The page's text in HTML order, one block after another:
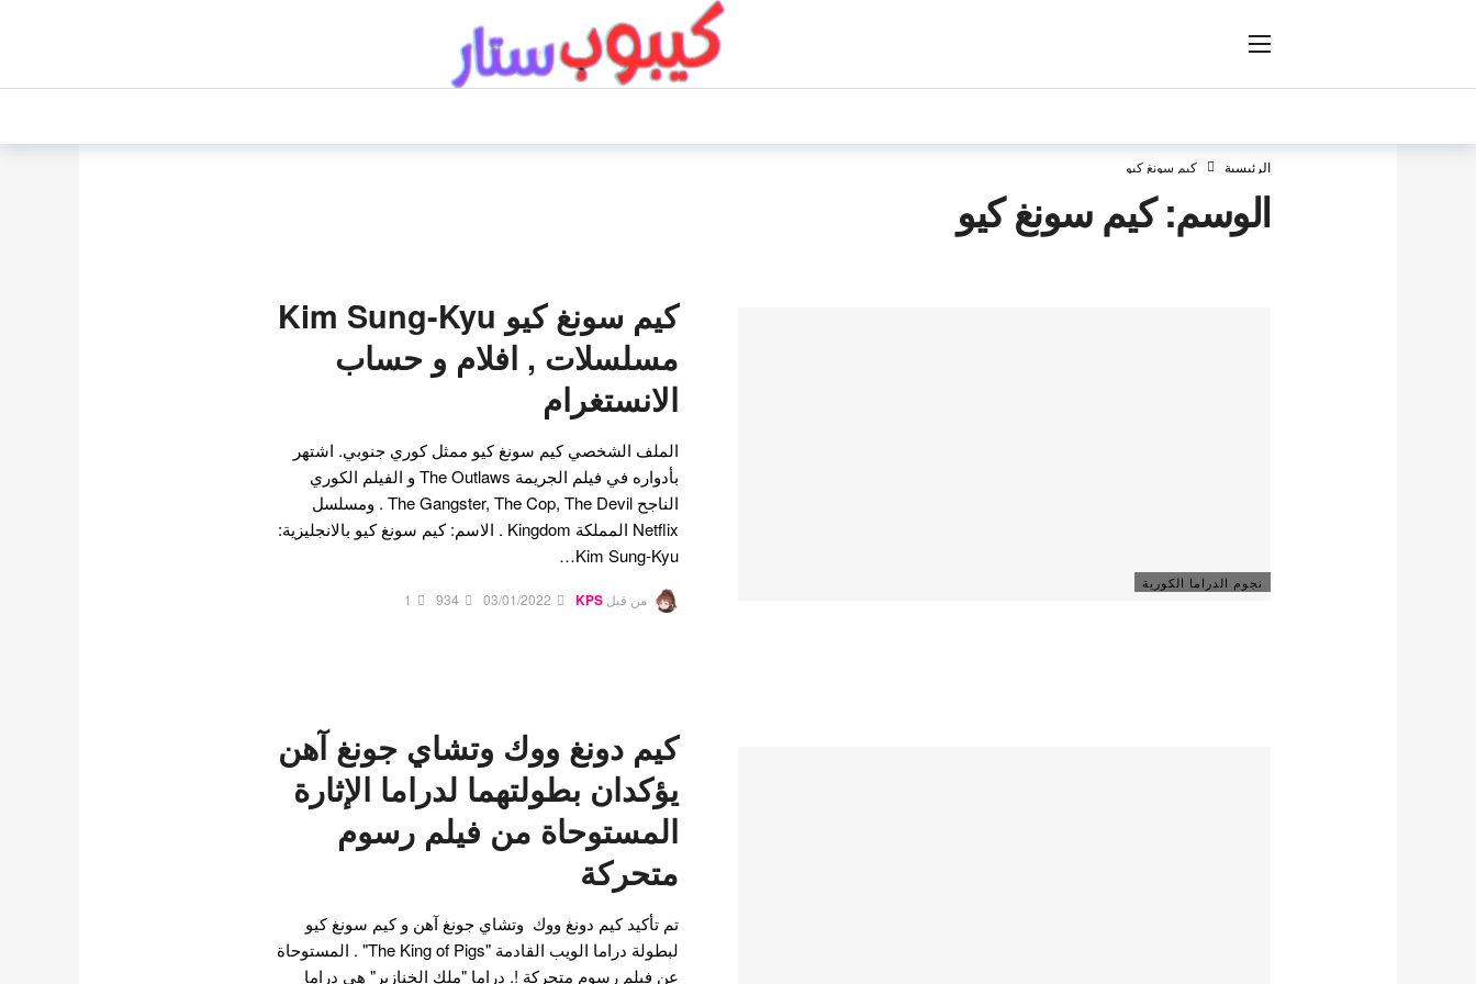
الرئيسية كيم سونغ كيو
الوسم:كيم سونغ كيو
نجوم الدراما الكورية
كيم سونغ كيو Kim Sung-Kyu
مسلسلات , افلام و حساب
الانستغرام
الملف الشخصي كيم سونغ كيو ممثل كوري جنوبي. اشتهر
بأدواره في فيلم الجريمة The Outlaws و الفيلم الكوري
الناجح The Gangster, The Cop, The Devil . ومسلسل
Netflix المملكة Kingdom . الاسم: كيم سونغ كيو بالانجليزية:
Kim Sung-Kyu…
من قبل KPS
03/01/2022
934
1
كيم دونغ ووك وتشاي جونغ آهن
يؤكدان بطولتهما لدراما الإثارة
المستوحاة من فيلم رسوم
متحركة
تم تأكيد كيم دونغ ووك وتشاي جونغ آهن و كيم سونغ كيو
لبطولة دراما الويب القادمة "The King of Pigs" . المستوحاة
عن فيلم رسوم متحركة !. دراما "ملك الخنازير" هي دراما